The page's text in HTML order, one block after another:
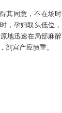
其同意，不在场时
，孕妇取头低位，
地迅速在局部麻醉
剖宫产应慎重。